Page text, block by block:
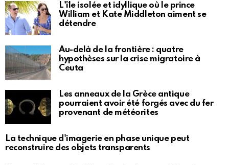
L'île isolée et idyllique où le prince
William et Kate Middleton aiment se
détendre
Au-delà de la frontière : quatre
hypothèses sur la crise migratoire à
Ceuta
Les anneaux de la Grèce antique
pourraient avoir été forgés avec du fer
provenant de météorites
La technique d'imagerie en phase unique peut
reconstruire des objets transparents